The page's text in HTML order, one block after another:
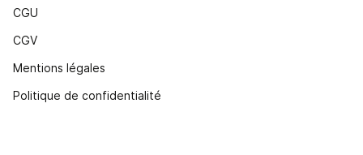
CGU
CGV
Mentions légales
Politique de confidentialité